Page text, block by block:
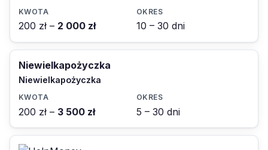
200 zł – 2 000 zł 10 – 30 dni
Niewielkapożyczka
Niewielkapożyczka
200 zł – 3 500 zł 5 – 30 dni